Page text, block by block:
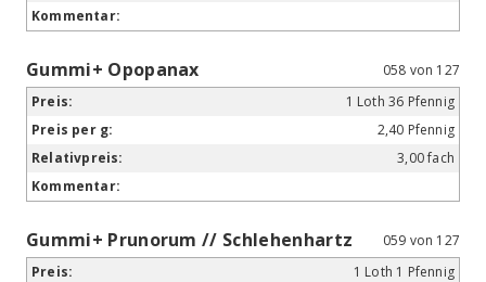
Gummi+ Opopanax
058 von 127
1 Loth 36 Pfennig
2,40 Pfennig
3,00 fach
Gummi+ Prunorum // Schlehenhartz
059 von 127
1 Loth 1 Pfennig